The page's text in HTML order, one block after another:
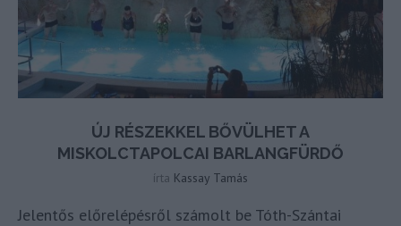
ÚJ RÉSZEKKEL BŐVÜLHET A
MISKOLCTAPOLCAI BARLANGFÜRDŐ
írta Kassay Tamás
Jelentős előrelépésről számolt be Tóth-Szántai